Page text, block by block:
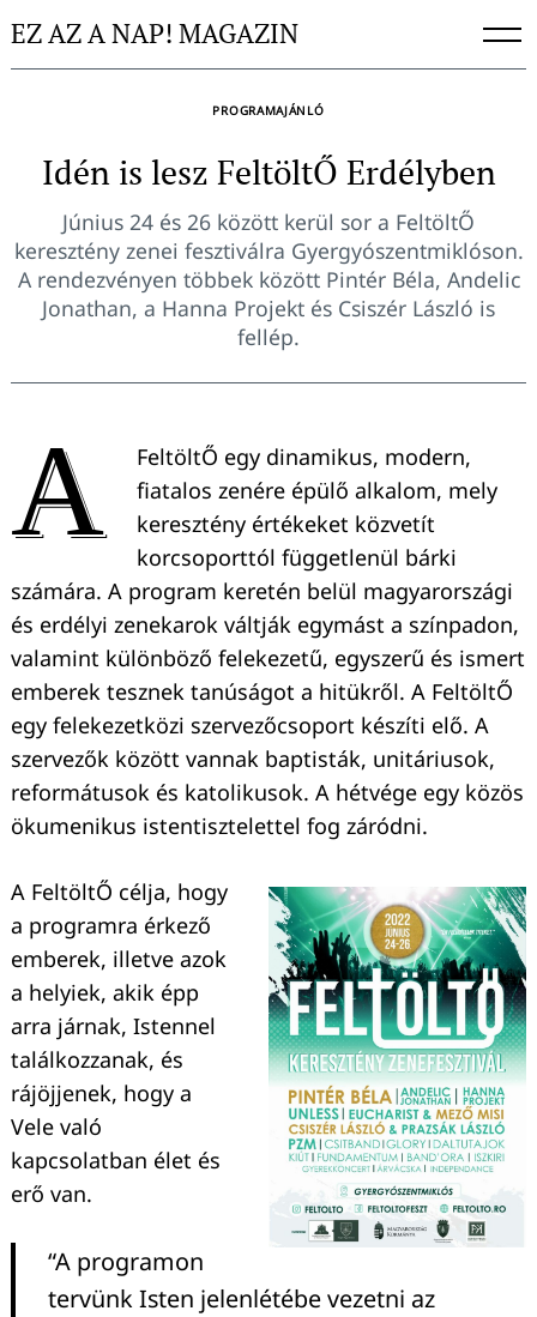
toEZ AZ A NAP! MAGAZIN
PROGRAMAJÁNLÓ
Idén is lesz FeltöltŐ Erdélyben
Június 24 és 26 között kerül sor a FeltöltŐ
keresztény zenei fesztiválra Gyergyószentmiklóson.
A rendezvényen többek között Pintér Béla, Andelic
Jonathan, a Hanna Projekt és Csiszér László is
fellép.
A
FeltöltŐ egy dinamikus, modern,
fiatalos zenére épülő alkalom, mely
keresztény értékeket közvetít
korcsoporttól függetlenül bárki
számára. A program keretén belül magyarországi
és erdélyi zenekarok váltják egymást a színpadon,
valamint különböző felekezetű, egyszerű és ismert
emberek tesznek tanúságot a hitükről. A FeltöltŐ
egy felekezetközi szervezőcsoport készíti elő. A
szervezők között vannak baptisták, unitáriusok,
reformátusok és katolikusok. A hétvége egy közös
ökumenikus istentisztelettel fog záródni.
A FeltöltŐ célja, hogy
a programra érkező
emberek, illetve azok
a helyiek, akik épp
arra járnak, Istennel
találkozzanak, és
rájöjjenek, hogy a
Vele való
kapcsolatban élet és
erő van.
“A programon
tervünk Isten jelenlétébe vezetni az